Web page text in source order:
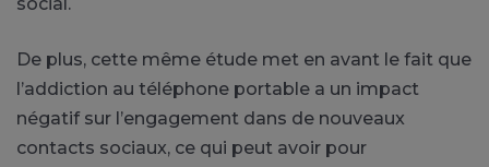
De plus, cette même étude met en avant le fait que
l’addiction au téléphone portable a un impact
négatif sur l’engagement dans de nouveaux
contacts sociaux, ce qui peut avoir pour